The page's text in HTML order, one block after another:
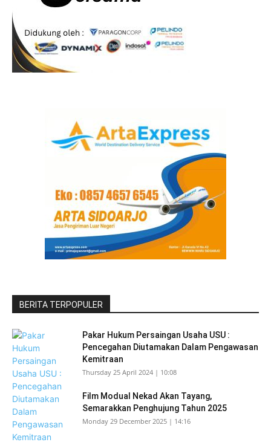
BERITA TERPOPULER
Pakar Hukum Persaingan Usaha USU :
Pencegahan Diutamakan Dalam Pengawasan
Kemitraan
Thursday 25 April 2024 | 10:08
Film Modual Nekad Akan Tayang,
Semarakkan Penghujung Tahun 2025
Monday 29 December 2025 | 14:16